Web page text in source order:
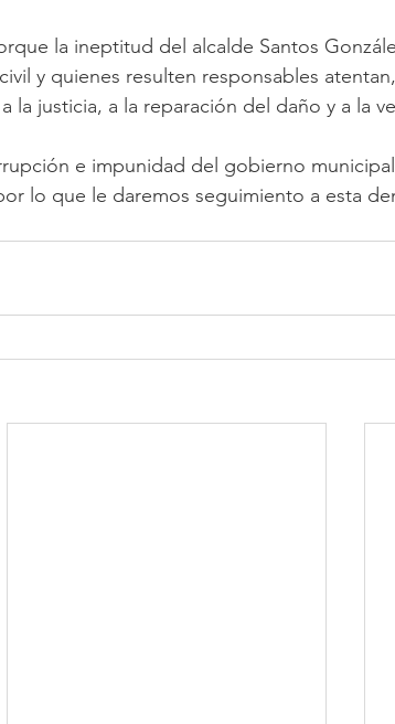
la ineptitud del alcalde Santos
y quienes resulten responsables
la justicia, a la reparación del daño y a la
e impunidad del gobierno municipal
lo que le daremos seguimiento a esta